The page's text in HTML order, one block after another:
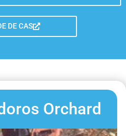
DE CAS
Orchard